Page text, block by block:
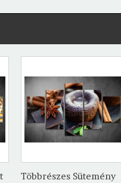
Többrészes Sütemény